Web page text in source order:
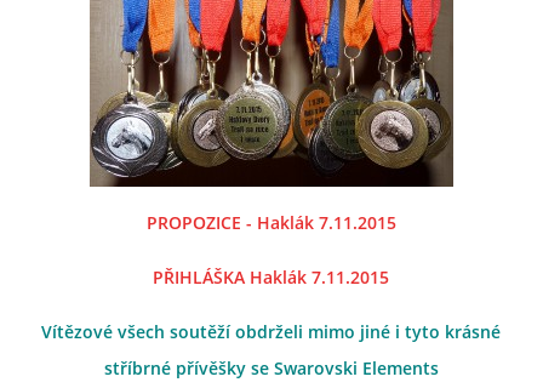
© 2026 eStránky.cz
PROPOZICE - Haklák 7.11.2015
PŘIHLÁŠKA Haklák 7.11.2015
Vítězové všech soutěží obdrželi mimo jiné i tyto krásné
stříbrné přívěšky se Swarovski Elements